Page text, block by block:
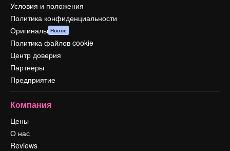
Условия и положения
Политика конфиденциальности
Оригиналы Новое
Политика файлов cookie
Центр доверия
Партнеры
Предприятие
Компания
Цены
О нас
Reviews